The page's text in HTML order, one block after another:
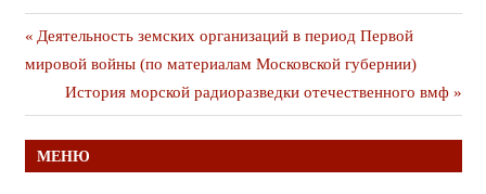
Навигация
по
записям
Предыдущая
публикация
Деятельность земских организаций в период Первой
мировой войны (по материалам Московской губернии)
Следующая
публикация
История морской радиоразведки отечественного вмф
МЕНЮ